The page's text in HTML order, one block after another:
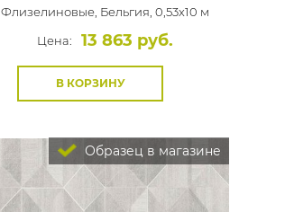
Флизелиновые, Бельгия, 0,53x10 м
Цена:
13 863 руб.
В КОРЗИНУ
Образец в магазине